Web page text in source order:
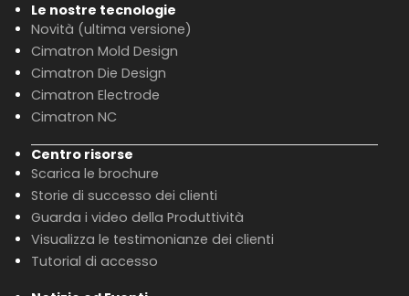
Le nostre tecnologie
Novità (ultima versione)
Cimatron Mold Design
Cimatron Die Design
Cimatron Electrode
Cimatron NC
Centro risorse
Scarica le brochure
Storie di successo dei clienti
Guarda i video della Produttività
Visualizza le testimonianze dei clienti
Tutorial di accesso